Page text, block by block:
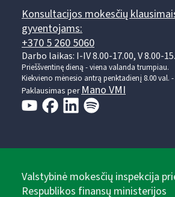
Konsultacijos mokesčių
gyventojams:
+370 5 260 5060
Darbo laikas: I-IV 8.00-17.00, V 8.00-
Prieššventinę dieną - viena valanda trumpiau.
Kiekvieno mėnesio antrą penktadienį 8.00 val. -
Paklausimas perMano VMI
Valstybinė mokesčių inspekcija
Respublikos finansų ministerijos